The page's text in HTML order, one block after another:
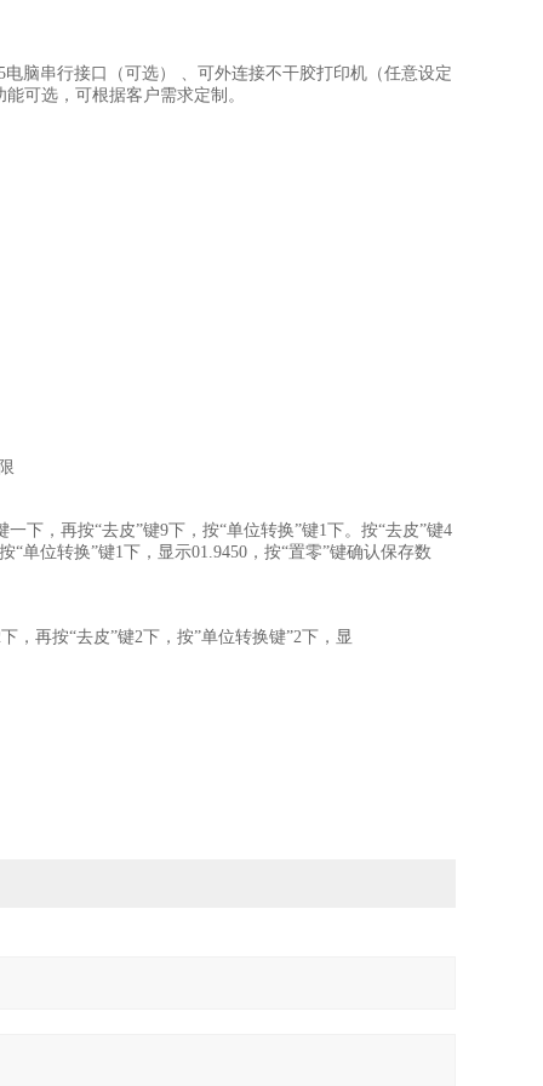
脑串行接口（可选） 、可外连接不干胶打印机（任意设定
可选，可根据客户需求定制。
下，再按“去皮”键9下，按“单位转换”键1下。按“去皮”键4
“单位转换”键1下，显示01.9450，按“置零”键确认保存数
，再按“去皮”键2下，按”单位转换键”2下，显